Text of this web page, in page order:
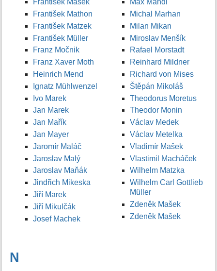
František Mašek
František Mathon
František Matzek
František Müller
Franz Močnik
Franz Xaver Moth
Heinrich Mend
Ignatz Mühlwenzel
Ivo Marek
Jan Marek
Jan Mařík
Jan Mayer
Jaromír Maláč
Jaroslav Malý
Jaroslav Maňák
Jindřich Mikeska
Jiří Marek
Jiří Mikulčák
Josef Machek
Max Mandl
Michal Marhan
Milan Mikan
Miroslav Menšík
Rafael Morstadt
Reinhard Mildner
Richard von Mises
Štěpán Mikoláš
Theodorus Moretus
Theodor Monin
Václav Medek
Václav Metelka
Vladimír Mašek
Vlastimil Macháček
Wilhelm Matzka
Wilhelm Carl Gottlieb
Müller
Zdeněk Mašek
Zdeněk Mašek
N